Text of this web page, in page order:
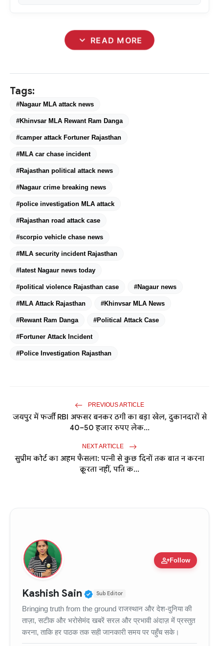
expand_more READ MORE
Tags:
#Nagaur MLA attack news
#Khinvsar MLA Rewant Ram Danga
#camper attack Fortuner Rajasthan
#MLA car chase incident
#Rajasthan political attack news
#Nagaur crime breaking news
#police investigation MLA attack
#Rajasthan road attack case
#scorpio vehicle chase news
#MLA security incident Rajasthan
#latest Nagaur news today
#political violence Rajasthan case #Nagaur news
#MLA Attack Rajasthan #Khinvsar MLA News
#Rewant Ram Danga #Political Attack Case
#Fortuner Attack Incident
#Police Investigation Rajasthan
PREVIOUS ARTICLE
जयपुर में फर्जी RBI अफसर बनकर ठगी का बड़ा खेल, दुकानदारों से
40–50 हजार रुपए लेक...
NEXT ARTICLE
सुप्रीम कोर्ट का अहम फैसला: पत्नी से कुछ दिनों तक बात न करना
क्रूरता नहीं, पति क...
person_addFollow
Kashish Sain Verified Public Figure •
Sub Editor
Bringing truth from the ground राजस्थान और देश-दुनिया की
ताज़ा, सटीक और भरोसेमंद खबरें सरल और प्रभावी अंदाज़ में प्रस्तुत
करना, ताकि हर पाठक तक सही जानकारी समय पर पहुँच सके।